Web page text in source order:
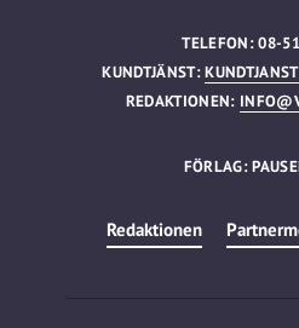
TELEFON: 08-
KUNDTJÄNST:
REDAKTIONEN:
FÖRLAG:
Redaktionen